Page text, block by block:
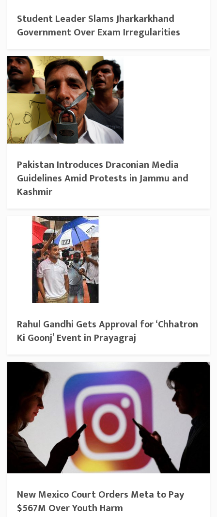
Student Leader Slams Jharkarkhand
Government Over Exam Irregularities
Pakistan Introduces Draconian Media
Guidelines Amid Protests in Jammu and
Kashmir
Rahul Gandhi Gets Approval for ‘Chhatron
Ki Goonj’ Event in Prayagraj
New Mexico Court Orders Meta to Pay
$567M Over Youth Harm